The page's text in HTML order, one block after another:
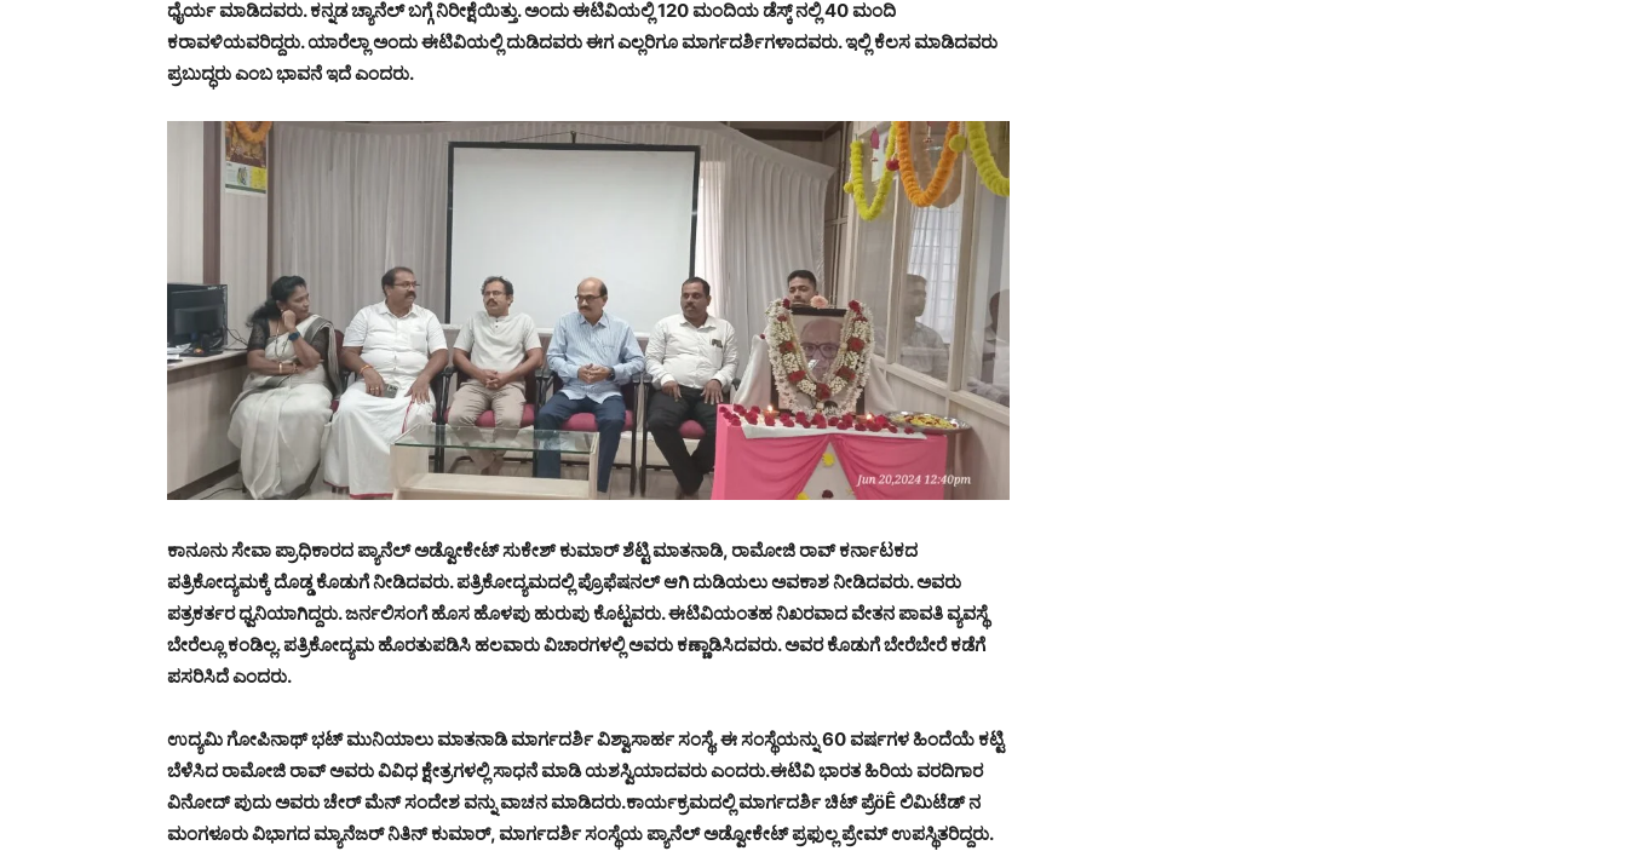
ಧೈರ್ಯ ಮಾಡಿದವರು. ಕನ್ನಡ ಚ್ಯಾನೆಲ್ ಬಗ್ಗೆ ನಿರೀಕ್ಷೆಯಿತ್ತು. ಅಂದು ಈಟಿವಿಯಲ್ಲಿ 120 ಮಂದಿಯ ಡೆಸ್ಕ್ ನಲ್ಲಿ 40 ಮಂದಿ
ಕರಾವಳಿಯವರಿದ್ದರು. ಯಾರೆಲ್ಲಾ ಅಂದು ಈಟಿವಿಯಲ್ಲಿ ದುಡಿದವರು ಈಗ ಎಲ್ಲರಿಗೂ ಮಾರ್ಗದರ್ಶಿಗಳಾದವರು. ಇಲ್ಲಿ ಕೆಲಸ ಮಾಡಿದವರು
ಪ್ರಬುದ್ಧರು ಎಂಬ ಭಾವನೆ ಇದೆ ಎಂದರು.
ಕಾನೂನು ಸೇವಾ ಪ್ರಾಧಿಕಾರದ ಪ್ಯಾನೆಲ್ ಅಡ್ವೋಕೇಟ್ ಸುಕೇಶ್ ಕುಮಾರ್ ಶೆಟ್ಟಿ ಮಾತನಾಡಿ, ರಾಮೋಜಿ ರಾವ್ ಕರ್ನಾಟಕದ
ಪತ್ರಿಕೋದ್ಯಮಕ್ಕೆ ದೊಡ್ಡ ಕೊಡುಗೆ ನೀಡಿದವರು. ಪತ್ರಿಕೋದ್ಯಮದಲ್ಲಿ ಪ್ರೊಫೆಷನಲ್ ಆಗಿ ದುಡಿಯಲು ಅವಕಾಶ ನೀಡಿದವರು. ಅವರು
ಪತ್ರಕರ್ತರ ಧ್ವನಿಯಾಗಿದ್ದರು. ಜರ್ನಲಿಸಂಗೆ ಹೊಸ ಹೊಳಪು ಹುರುಪು ಕೊಟ್ಟವರು. ಈಟಿವಿಯಂತಹ ನಿಖರವಾದ ವೇತನ ಪಾವತಿ ವ್ಯವಸ್ಥೆ
ಬೇರೆಲ್ಲೂ ಕಂಡಿಲ್ಲ. ಪತ್ರಿಕೋದ್ಯಮ ಹೊರತುಪಡಿಸಿ ಹಲವಾರು ವಿಚಾರಗಳಲ್ಲಿ ಅವರು ಕಣ್ಣಾಡಿಸಿದವರು. ಅವರ ಕೊಡುಗೆ ಬೇರೆಬೇರೆ ಕಡೆಗೆ
ಪಸರಿಸಿದೆ ಎಂದರು.
ಉದ್ಯಮಿ ಗೋಪಿನಾಥ್ ಭಟ್ ಮುನಿಯಾಲು ಮಾತನಾಡಿ ಮಾರ್ಗದರ್ಶಿ ವಿಶ್ವಾಸಾರ್ಹ ಸಂಸ್ಥೆ. ಈ ಸಂಸ್ಥೆಯನ್ನು 60 ವರ್ಷಗಳ ಹಿಂದೆಯೆ ಕಟ್ಟಿ
ಬೆಳೆಸಿದ ರಾಮೋಜಿ ರಾವ್ ಅವರು ವಿವಿಧ ಕ್ಷೇತ್ರಗಳಲ್ಲಿ ಸಾಧನೆ ಮಾಡಿ ಯಶಸ್ವಿಯಾದವರು ಎಂದರು.ಈಟಿವಿ ಭಾರತ ಹಿರಿಯ ವರದಿಗಾರ
ವಿನೋದ್ ಪುದು ಅವರು ಚೇರ್ ಮೆನ್ ಸಂದೇಶ ವನ್ನು ವಾಚನ ಮಾಡಿದರು.ಕಾರ್ಯಕ್ರಮದಲ್ಲಿ ಮಾರ್ಗದರ್ಶಿ ಚಿಟ್ ಪ್ರೆöÊ ಲಿಮಿಟೆಡ್ ನ
ಮಂಗಳೂರು ವಿಭಾಗದ ಮ್ಯಾನೆಜರ್ ನಿತಿನ್ ಕುಮಾರ್, ಮಾರ್ಗದರ್ಶಿ ಸಂಸ್ಥೆಯ ಪ್ಯಾನೆಲ್ ಅಡ್ವೋಕೇಟ್ ಪ್ರಫುಲ್ಲ ಪ್ರೇಮ್ ಉಪಸ್ಥಿತರಿದ್ದರು.